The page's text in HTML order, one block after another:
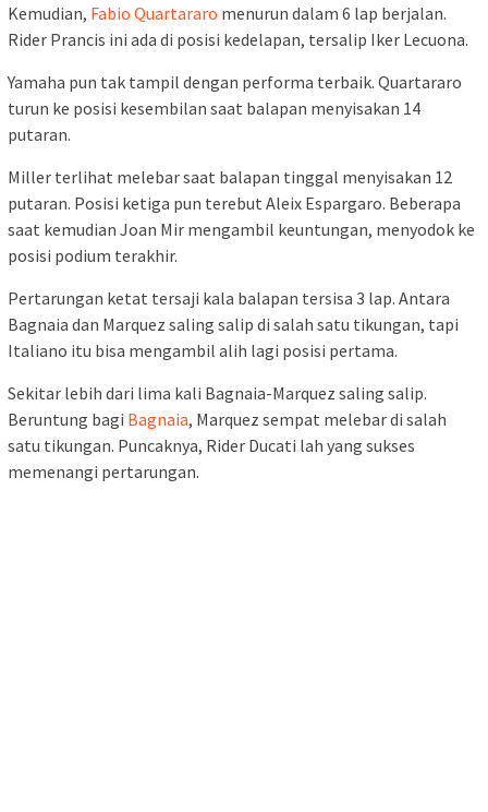
Kemudian, Fabio Quartararo menurun dalam 6 lap berjalan.
Rider Prancis ini ada di posisi kedelapan, tersalip Iker Lecuona.
Yamaha pun tak tampil dengan performa terbaik. Quartararo
turun ke posisi kesembilan saat balapan menyisakan 14
putaran.
Miller terlihat melebar saat balapan tinggal menyisakan 12
putaran. Posisi ketiga pun terebut Aleix Espargaro. Beberapa
saat kemudian Joan Mir mengambil keuntungan, menyodok ke
posisi podium terakhir.
Pertarungan ketat tersaji kala balapan tersisa 3 lap. Antara
Bagnaia dan Marquez saling salip di salah satu tikungan, tapi
Italiano itu bisa mengambil alih lagi posisi pertama.
Sekitar lebih dari lima kali Bagnaia-Marquez saling salip.
Beruntung bagi Bagnaia, Marquez sempat melebar di salah
satu tikungan. Puncaknya, Rider Ducati lah yang sukses
memenangi pertarungan.